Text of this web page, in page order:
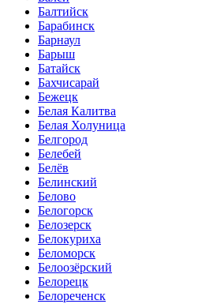
Балтийск
Барабинск
Барнаул
Барыш
Батайск
Бахчисарай
Бежецк
Белая Калитва
Белая Холуница
Белгород
Белебей
Белёв
Белинский
Белово
Белогорск
Белозерск
Белокуриха
Беломорск
Белоозёрский
Белорецк
Белореченск